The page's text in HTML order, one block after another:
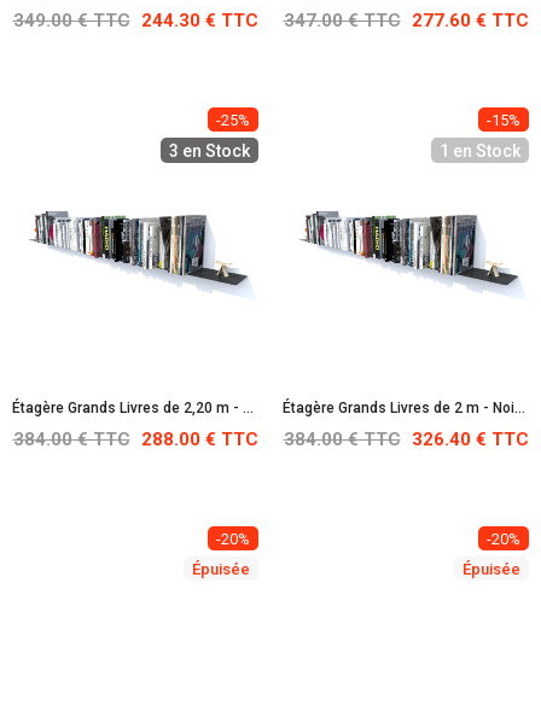
349.00 € TTC 244.30 € TTC 347.00 € TTC 277.60 € TTC
-25%
3 en Stock
Étagère Grands Livres de 2,20 m - Noire : RAL 9005
384.00 € TTC 288.00 € TTC
-15%
1 en Stock
Étagère Grands Livres de 2 m - Noire : RAL 9005
384.00 € TTC 326.40 € TTC
-20%
Épuisée
-20%
Épuisée